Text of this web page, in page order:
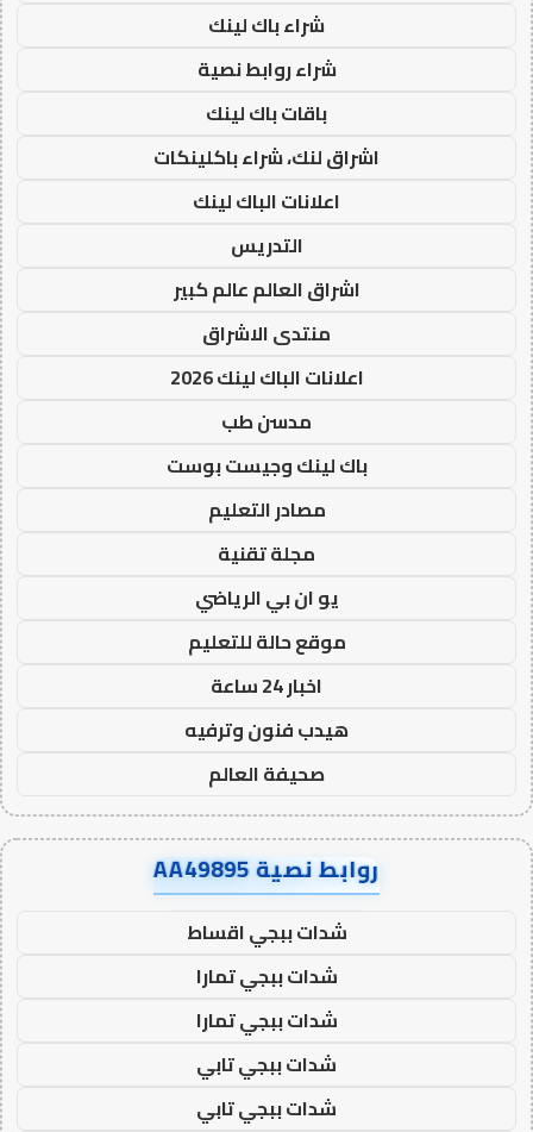
شراء باك لينك
شراء روابط نصية
باقات باك لينك
اشراق لنك، شراء باكلينكات
اعلانات الباك لينك
التدريس
اشراق العالم عالم كبير
منتدى الاشراق
اعلانات الباك لينك 2026
مدسن طب
باك لينك وجيست بوست
مصادر التعليم
مجلة تقنية
يو ان بي الرياضي
موقع حالة للتعليم
اخبار 24 ساعة
هيدب فنون وترفيه
صحيفة العالم
روابط نصية AA49895
شدات ببجي اقساط
شدات ببجي تمارا
شدات ببجي تمارا
شدات ببجي تابي
شدات ببجي تابي